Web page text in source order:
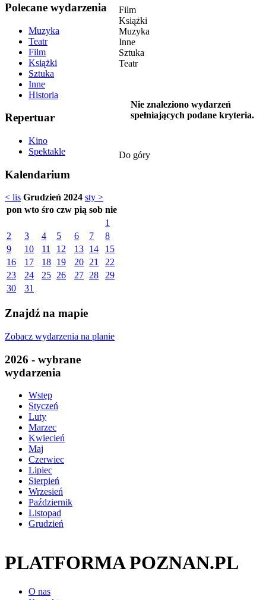
Polecane wydarzenia
Muzyka
Teatr
Film
Książki
Sztuka
Inne
Historia
Repertuar
Kino
Spektakle
Kalendarium
< lis Grudzień 2024 sty >
pon wto śro czw pią sob nie
1
2
3 4 5 6 7
8
9
10 11 12 13 14
15
16
17 18 19 20 21
22
23
24 25 26 27 28
29
30
31
Znajdź na mapie
Zobacz wydarzenia na planie
2026 - wybrane
wydarzenia
Wstęp
Styczeń
Luty
Marzec
Kwiecień
Maj
Czerwiec
Lipiec
Sierpień
Wrzesień
Październik
Listopad
Grudzień
Film
Książki
Muzyka
Inne
Sztuka
Teatr
Nie znaleziono wydarzeń
spełniających podane kryteria.
Do góry
PLATFORMA POZNAN.PL
O nas